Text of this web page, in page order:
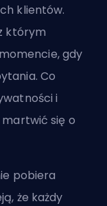
klientów.
którym
gdy
Co
i
martwić się o
pobiera
że każdy